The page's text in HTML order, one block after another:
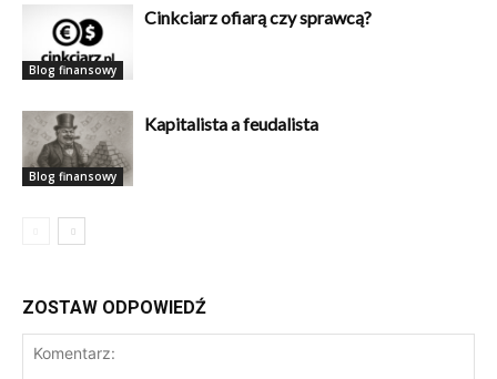
Blog finansowy
Cinkciarz ofiarą czy sprawcą?
Blog finansowy
Kapitalista a feudalista
ZOSTAW ODPOWIEDŹ